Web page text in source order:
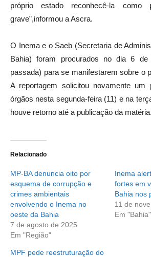
próprio estado reconhecê-la como
grave”,informou a Ascra.
O Inema e o Saeb (Secretaria de
Bahia) foram procurados no dia 6 de
passada) para se manifestarem sobre o
A reportagem solicitou novamente um
órgãos nesta segunda-feira (11) e na
houve retorno até a publicação da matéria.
Relacionado
MP-BA denuncia oito por
esquema de corrupção e
crimes ambientais
envolvendo o Inema no
oeste da Bahia
7 de agosto de 2025
Em "Região"
Inema
fortes em
Bahia nos
11 de
Em "Bahia"
MPF pede reestruturação do